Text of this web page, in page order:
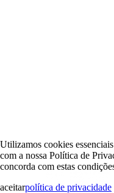
Utilizamos cookies
com a nossa Política de
concorda com estas
aceitarpolítica de privacidade